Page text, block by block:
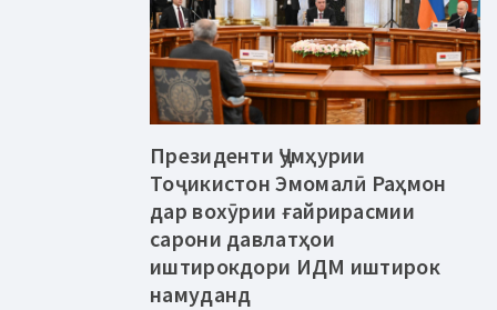
Президенти Ҷумҳурии
Тоҷикистон Эмомалӣ Раҳмон
дар вохӯрии ғайрирасмии
сарони давлатҳои
иштирокдори ИДМ иштирок
намуданд